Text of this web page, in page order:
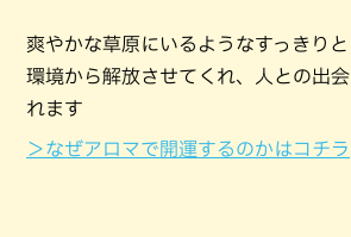
爽やかな草原にいるようなすっきりと
環境から解放させてくれ、人との出
れます
＞なぜアロマで開運するのかはコチラ